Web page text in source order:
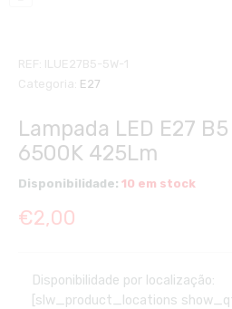
REF: ILUE27B5-5W-1
Categoria: E27
Lampada LED E27
6500K 425Lm
Disponibilidade: 10 em stock
€2,00
Disponibilidade por localização:
[slw_product_locations